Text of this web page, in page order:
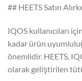
## HEETS Satın
IQOS kullanıcıları
kadar ürün
önemlidir. HEETS,
olarak geliştirilen